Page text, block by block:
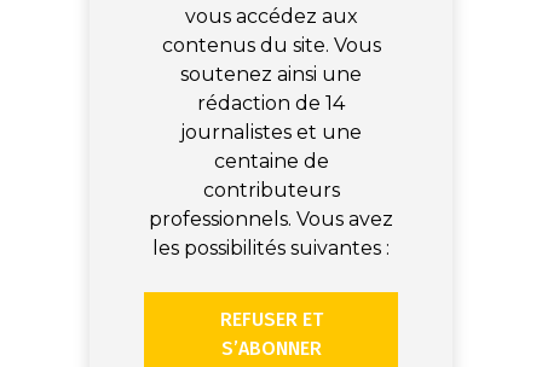
vous accédez aux
contenus du site. Vous
soutenez ainsi une
rédaction de 14
journalistes et une
centaine de
contributeurs
professionnels. Vous avez
les possibilités suivantes :
REFUSER ET
S’ABONNER